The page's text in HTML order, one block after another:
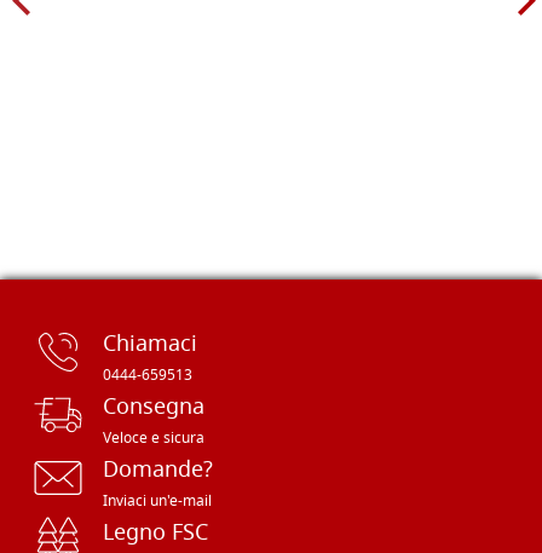
Chiamaci
0444-659513
Consegna
Veloce e sicura
Domande?
Inviaci un'e-mail
Legno FSC